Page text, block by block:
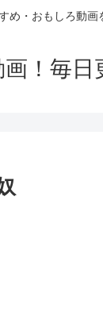
め・おもしろ動画
！毎日